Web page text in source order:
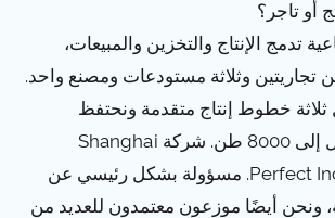
تدمج الإنتاج والتخزين والمبيعات،
تجاريتين وثلاثة مستودعات ومصنع واحد.
خطوط إنتاج متقدمة ونحتفظ
بمخزون ثابت يصل إلى 8000 طن. شركة Shanghai
Perfect Industrial Co., Ltd. مسؤولة بشكل رئيسي عن
ونحن أيضًا موزعون معتمدون للعديد من